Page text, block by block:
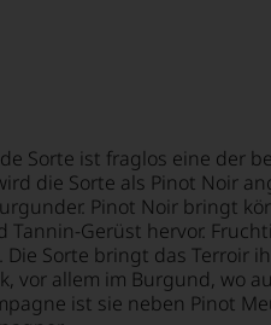
Aus
diesem
Grund
haben
wir
beschlossen:
Sorte ist fraglos eine der
die Sorte als Pinot Noir
Pinot Noir bringt
Tannin-Gerüst hervor.
Sorte bringt das Terroir
vor allem im Burgund, wo
ist sie neben Pinot